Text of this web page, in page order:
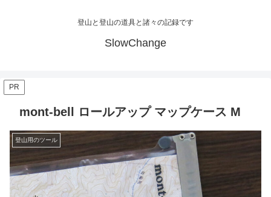
登山と登山の道具と諸々の記録です
SlowChange
PR
mont-bell ロールアップ マップケース M
登山用のツール